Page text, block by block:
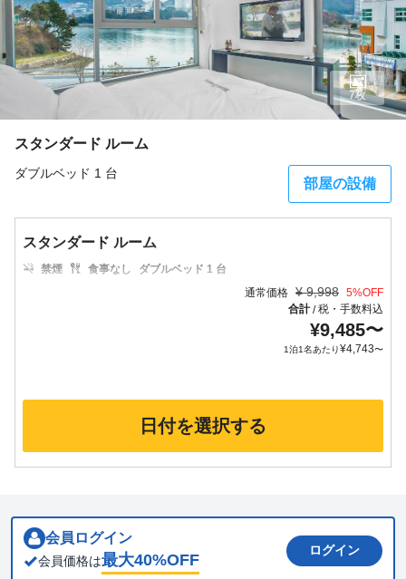
スタンダード ルーム
ダブルベッド 1 台
部屋の設備
7枚
スタンダード ルーム
禁煙 食事なし
ダブルベッド 1 台
通常価格 ¥ 9,998 5%OFF
合計/税・手数料込
¥9,485〜
1泊1名あたり¥4,743〜
日付を選択する
会員ログイン
会員価格は最大40%OFF
ログイン